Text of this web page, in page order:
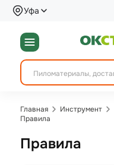
Уфа
Главная Инструмент
Правила
Правила